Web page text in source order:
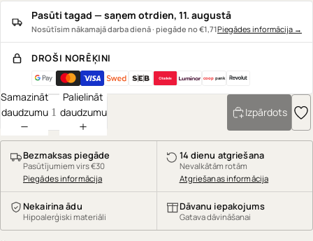
Pasūti tagad — saņem otrdien, 11. augustā
Nosūtīsim nākamajā darba dienā · piegāde no €1,71Piegādes informācija →
DROŠI NORĒĶINI
cooppank
Samazināt
daudzumu
Palielināt
daudzumu
Izpārdots
Bezmaksas piegāde
Pasūtījumiem virs €30
Piegādes informācija
14 dienu atgriešana
Nevalkātām rotām
Atgriešanas informācija
Nekairina ādu
Hipoalerģiski materiāli
Dāvanu iepakojums
Gatava dāvināšanai